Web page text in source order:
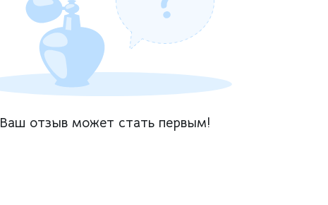
Ваш отзыв может стать первым!